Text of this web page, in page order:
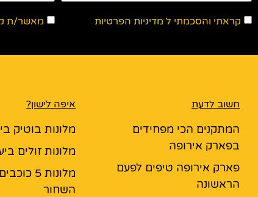
קראתי והסכמתי ל מדיניות הפרטיות מאשר/ת
חשוב לדעת
המתקנים הכי מפחידים
בפארק אירופה
פארק אירופה טיפים לפעם
הראשונה
איפה לישון?
מלונות בוטיק
מלונות זולים
מלונות 5
השחור